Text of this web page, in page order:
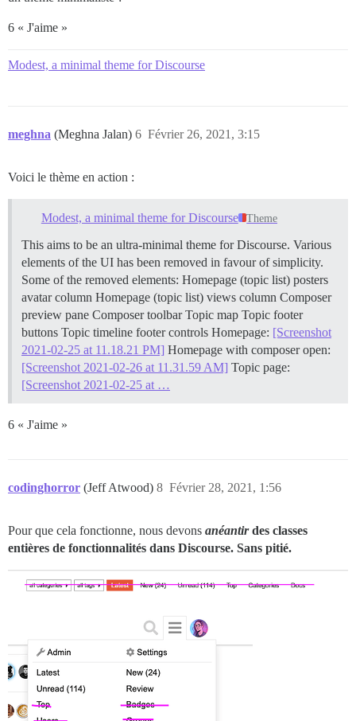
6 « J'aime »
Modest, a minimal theme for Discourse
meghna (Meghna Jalan) Février 26, 2021, 3:15
6
Voici le thème en action :
Modest, a minimal theme for Discourse Theme
This aims to be an ultra-minimal theme for Discourse. Various
elements of the UI has been removed in favour of simplicity.
Some of the removed elements: Homepage (topic list) posters
avatar column Homepage (topic list) views column Composer
preview pane Composer toolbar Topic map Topic footer
buttons Topic timeline footer controls Homepage: [Screenshot
2021-02-25 at 11.18.21 PM] Homepage with composer open:
[Screenshot 2021-02-26 at 11.31.59 AM] Topic page:
[Screenshot 2021-02-25 at …
6 « J'aime »
codinghorror (Jeff Atwood) Février 28, 2021, 1:56
8
Pour que cela fonctionne, nous devons anéantirdes classes
entières de fonctionnalités dans Discourse. Sans pitié.